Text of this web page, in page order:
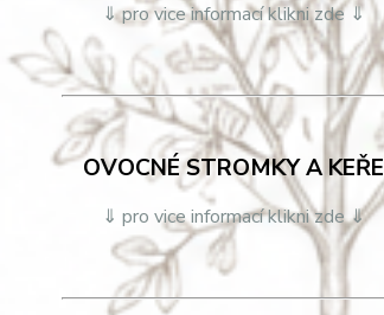
⇓ pro vice informací klikni zde ⇓
OVOCNÉ STROMKY A KEŘE
⇓ pro vice informací klikni zde ⇓